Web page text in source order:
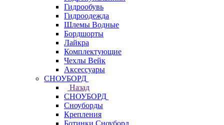
Гидрообувь
Гидроодежда
Шлемы Водные
Бордшорты
Лайкра
Комплектующие
Чехлы Вейк
Аксессуары
СНОУБОРД
Назад
СНОУБОРД
Сноуборды
Крепления
Ботинки Сноуборд